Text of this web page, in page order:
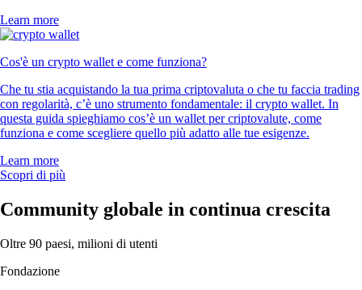
Learn more
Cos'è un crypto wallet e come funziona?
Che tu stia acquistando la tua prima criptovaluta o che tu faccia trading
con regolarità, c’è uno strumento fondamentale: il crypto wallet. In
questa guida spieghiamo cos’è un wallet per criptovalute, come
funziona e come scegliere quello più adatto alle tue esigenze.
Learn more
Scopri di più
Community globale in continua crescita
Oltre 90 paesi, milioni di utenti
Fondazione